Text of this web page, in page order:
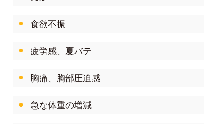
食欲不振
疲労感、夏バテ
胸痛、胸部圧迫感
急な体重の増減